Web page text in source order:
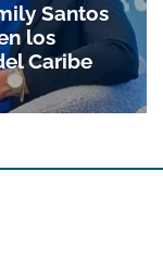
Santos
los
Caribe